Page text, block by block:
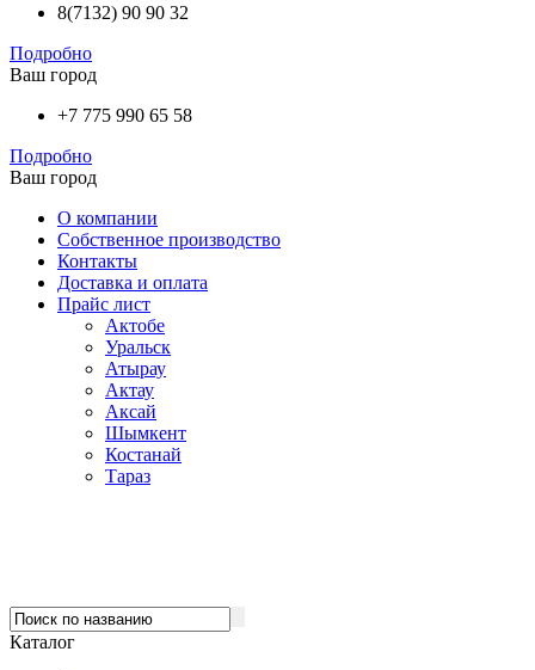
8(7132) 90 90 32
Подробно
Ваш город
+7 775 990 65 58
Подробно
Ваш город
О компании
Собственное производство
Контакты
Доставка и оплата
Прайс лист
Актобе
Уральск
Атырау
Актау
Аксай
Шымкент
Костанай
Тараз
Каталог